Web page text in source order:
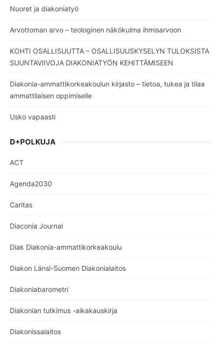
Nuoret ja diakoniatyö
Arvottoman arvo – teologinen näkökulma ihmisarvoon
KOHTI OSALLISUUTTA – OSALLISUUSKYSELYN TULOKSISTA
SUUNTAVIIVOJA DIAKONIATYÖN KEHITTÄMISEEN
Diakonia-ammattikorkeakoulun kirjasto – tietoa, tukea ja tilaa
ammattilaisen oppimiselle
Usko vapaasti
D+POLKUJA
ACT
Agenda2030
Caritas
Diaconia Journal
Diak Diakonia-ammattikorkeakoulu
Diakon Länsi-Suomen Diakonialaitos
Diakoniabarometri
Diakonian tutkimus -aikakauskirja
Diakonissalaitos